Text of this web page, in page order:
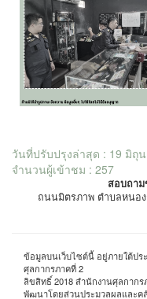
วันที่ปรับปรุงล่าสุด : 19 มิถุ
จำนวนผู้เข้าชม : 257
สอบถาม
ถนนมิตรภาพ ตำบลหนอง
ข้อมูลบนเว็บไซต์นี้ อยู่ภายใต้ป
ศุลกากรภาคที่ 2
ลิขสิทธิ์ 2018 สำนักงานศุลกาก
พัฒนาโดยส่วนประมวลผลและค